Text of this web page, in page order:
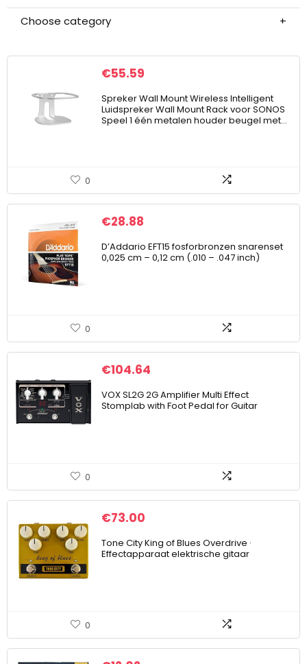
Choose category
€55.59
Spreker Wall Mount Wireless Intelligent
Luidspreker Wall Mount Rack voor SONOS
Speel 1 één metalen houder beugel met…
0
€28.88
D’Addario EFT15 fosforbronzen snarenset
0,025 cm – 0,12 cm (.010 – .047 inch)
0
€104.64
VOX SL2G 2G Amplifier Multi Effect
Stomplab with Foot Pedal for Guitar
0
€73.00
Tone City King of Blues Overdrive ·
Effectapparaat elektrische gitaar
0